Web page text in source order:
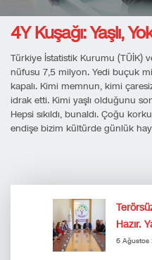
4Y Kuşağı: Yaşlı,
Türkiye İstatistik Kurumu (TÜİK)
nüfusu 7,5 milyon. Yedi buçuk
kapalı. Kimi memnun, kimi
idrak etti. Kimi yaşlı olduğunu
Hepsi sıkıldı, bunaldı. Çoğu
endişe bizim kültürde günlük
Hazır.
6 Ağustos